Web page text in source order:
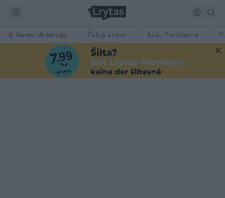
Karas Ukrainoje Žalioji erdvė Ačiū, Prezidente